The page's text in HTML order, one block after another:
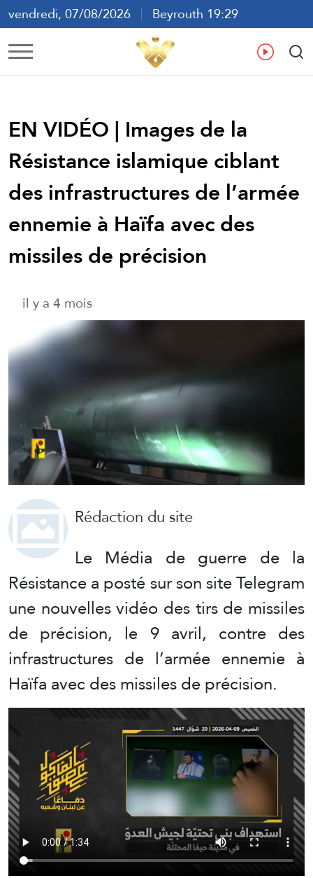
vendredi, 07/08/2026
Beyrouth 19:29
ع
EN VIDÉO | Images de la
Résistance islamique ciblant
des infrastructures de l’armée
ennemie à Haïfa avec des
missiles de précision
il y a 4 mois
Rédaction du site
Le Média de guerre de la
Résistance a posté sur son site Telegram
une nouvelles vidéo des tirs de missiles
de précision, le 9 avril, contre des
infrastructures de l’armée ennemie à
Haïfa avec des missiles de précision.